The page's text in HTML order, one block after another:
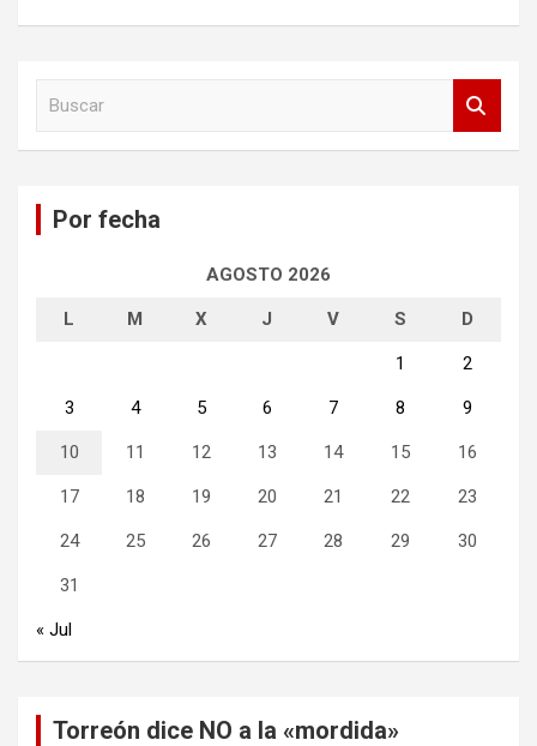
Por fecha
AGOSTO 2026
L M X J V S D
1 2
3 4 5 6 7 8 9
10 11 12 13 14 15 16
17 18 19 20 21 22 23
24 25 26 27 28 29 30
31
« Jul
Torreón dice NO a la «mordida»